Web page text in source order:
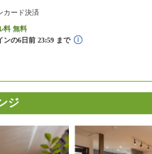
カード決済
ジ